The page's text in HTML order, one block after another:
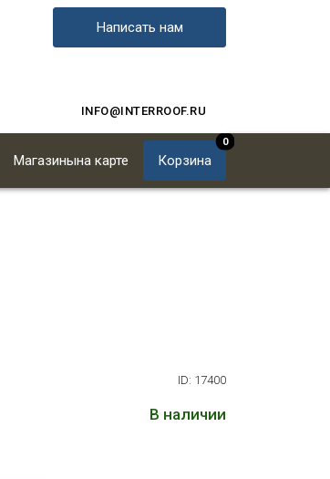
Написать нам
INFO@INTERROOF.RU
Магазинына карте Корзина
0
ID: 17400
В наличии